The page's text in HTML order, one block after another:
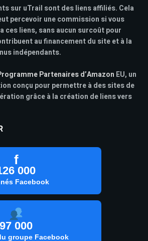
sur uTrail sont des liens affiliés. Cela
percevoir une commission si vous
ces liens, sans aucun surcoût pour
au financement du site et à la
indépendants.
Partenaires d’Amazon EU, un
conçu pour permettre à des sites de
grâce à la création de liens vers
f
000
Facebook
97 000
groupe Facebook